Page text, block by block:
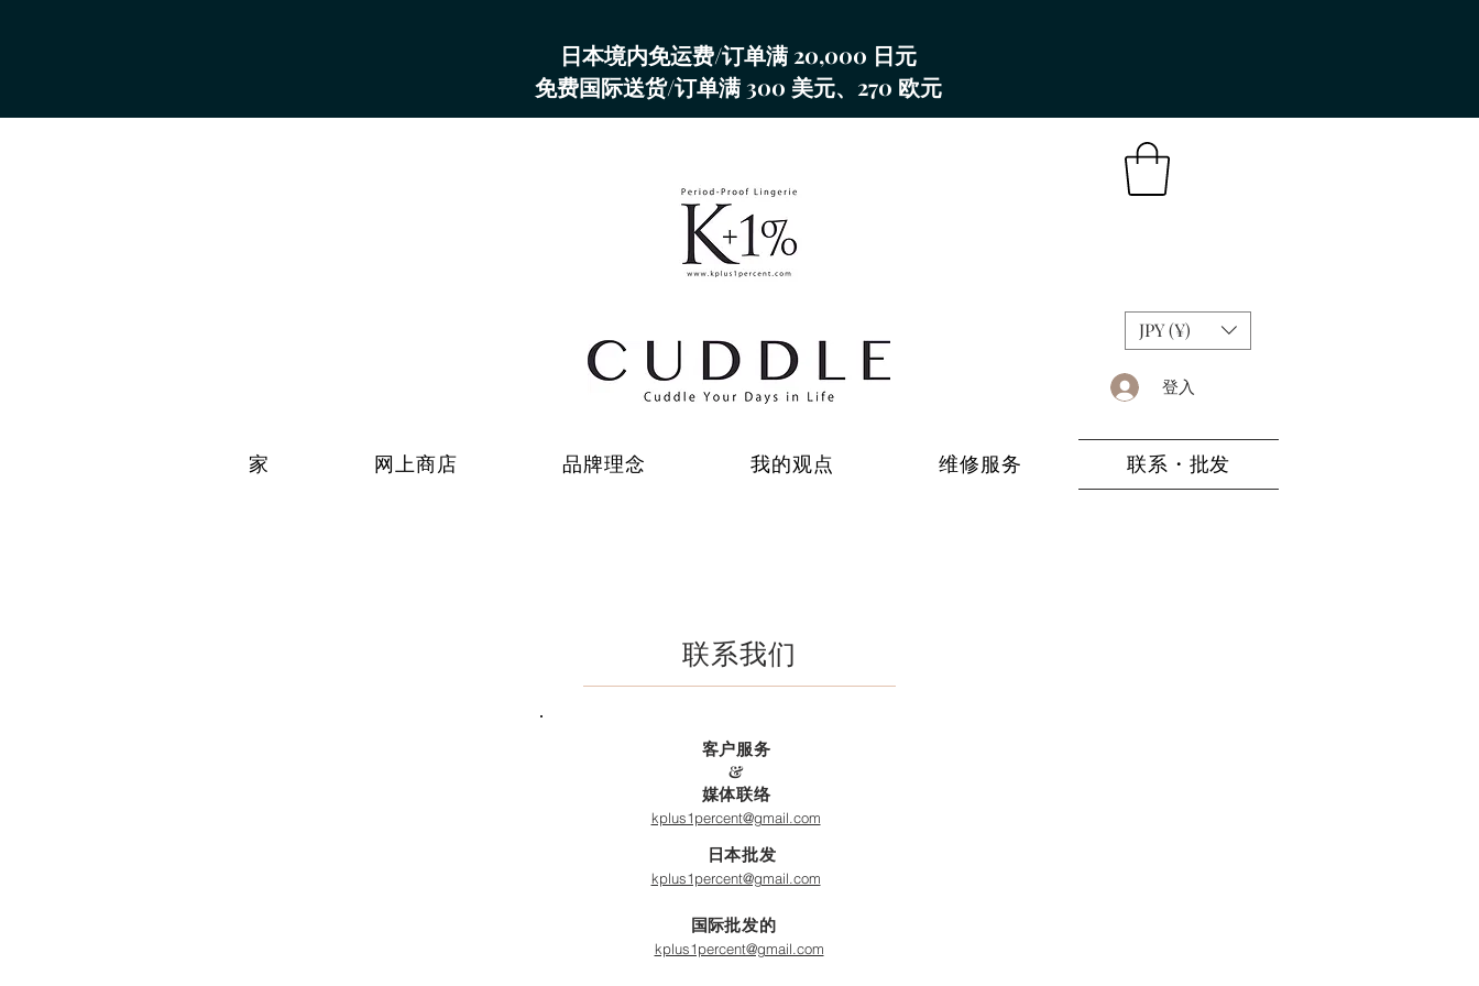
日本境内免运费/订单满 20,000 日元
免费国际送货/订单满 300 美元、270 欧元
JPY (¥)
登入
家 网上商店 品牌理念 我的观点 维修服务 联系・批发
联系我们
客户服务
&
媒体联络
kplus1percent@gmail.com
日本批发
kplus1percent@gmail.com
国际批发的
kplus1percent@gmail.com